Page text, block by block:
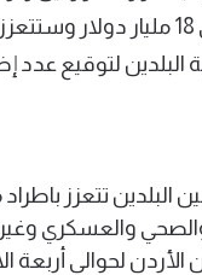
كويتية تقدر بحوالي 18
البلدين لتوقيع عدد
البلدين تتعزز
والعسكري
الأردن لحوالي أربعة